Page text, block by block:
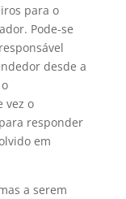
para o
Pode-se
desde a
vez o
responder
em
a serem